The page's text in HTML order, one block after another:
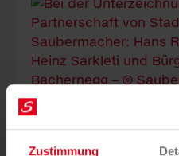
Zustimmung
Die Mürztaler